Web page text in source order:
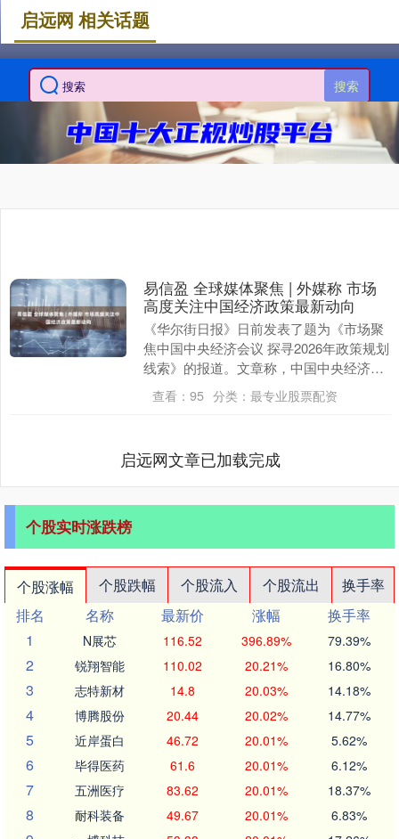
搜索
启远网 相关话题
易信盈 全球媒体聚焦 | 外媒称 市场
高度关注中国经济政策最新动向
《华尔街日报》日前发表了题为《市场聚
焦中国中央经济会议 探寻2026年政策规划
线索》的报道。文章称，中国中央经济工
作会议将敲定这一全球第二大经济体2026
年的发....
查看： 95 分类： 最专业股票配资
启远网文章已加载完成
个股实时涨跌榜
个股涨幅 个股跌幅 个股流入 个股流出
换手率
排名
名称 最新价 涨幅
换手率
1
N展芯 116.52 396.89% 79.39%
2 锐翔智能 110.02 20.21% 16.80%
3 志特新材 14.8 20.03% 14.18%
4 博腾股份 20.44 20.02% 14.77%
5 近岸蛋白 46.72 20.01% 5.62%
6 毕得医药 61.6 20.01% 6.12%
7 五洲医疗 83.62 20.01% 18.37%
8 耐科装备 49.67 20.01% 6.83%